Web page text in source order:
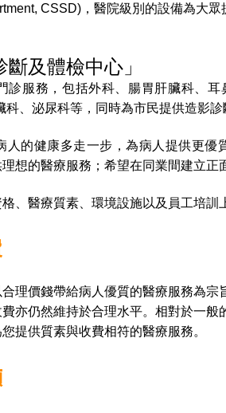
CSSD)，醫院級別的設備為大眾
斷及體檢中心」
診服務，包括外科、腸胃肝臟科、
、泌尿科等，同時為市民提供造影診
人的健康多走一步，為病人提供更
想的醫療服務；希望在同業間建立正
、醫療質素、環境設施以及員工培訓
理價錢帶給病人優質的醫療服務為
亦仍然維持於合理水平。相對於一
提供質素與收費相符的醫療服務。